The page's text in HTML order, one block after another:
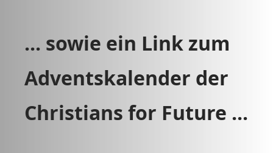
... sowie ein Link zum
Adventskalender der
Christians for Future ...